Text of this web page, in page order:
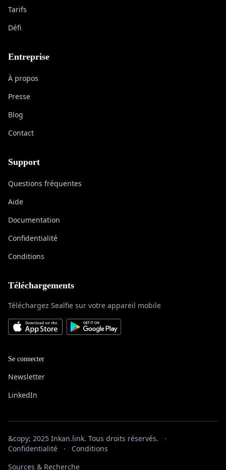
Tarifs
Défi
Entreprise
À propos
Presse
Blog
Contact
Support
Questions fréquentes
Aide
Documentation
Confidentialité
Conditions
Téléchargements
Téléchargez Sealfie sur votre appareil mobile
Se connecter
Newsletter
LinkedIn
&copy; 2025 Inkan.link. Tous droits réservés.
·
Confidentialité
·
Conditions
Sources & Recherche